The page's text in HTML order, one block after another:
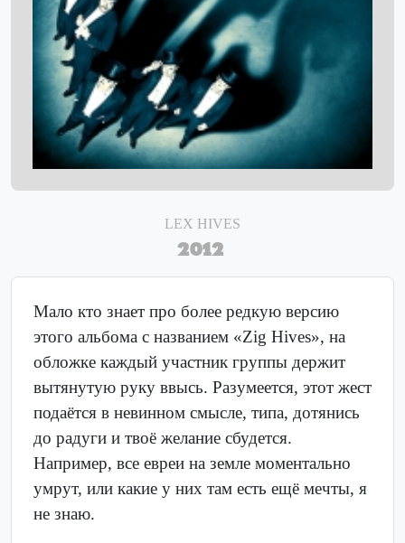
LEX HIVES
2012
Мало кто знает про более редкую версию
этого альбома с названием «Zig Hives», на
обложке каждый участник группы держит
вытянутую руку ввысь. Разумеется, этот жест
подаётся в невинном смысле, типа, дотянись
до радуги и твоё желание сбудется.
Например, все евреи на земле моментально
умрут, или какие у них там есть ещё мечты, я
не знаю.